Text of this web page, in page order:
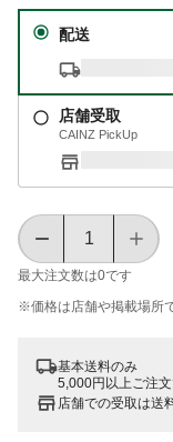
配送
店舗受取
CAINZ PickUp
最大注文数は0です
※価格は​店舗や​掲載場所
基本送料のみ
5,000円以上ご注
店舗での受取は送